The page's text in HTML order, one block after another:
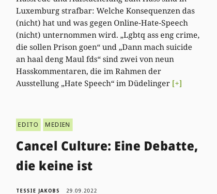
Luxemburg strafbar: Welche Konsequenzen das
(nicht) hat und was gegen Online-Hate-Speech
(nicht) unternommen wird. „Lgbtq ass eng crime,
die sollen Prison goen“ und „Dann mach suicide
an haal deng Maul fds“ sind zwei von neun
Hasskommentaren, die im Rahmen der
Ausstellung „Hate Speech“ im Düdelinger [+]
EDITO MEDIEN
Cancel Culture: Eine Debatte,
die keine ist
TESSIE JAKOBS 29.09.2022